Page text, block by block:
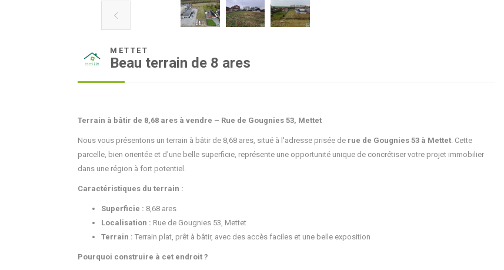

METTET
Beau terrain de 8 ares
Terrain à bâtir de 8,68 ares à vendre – Rue de Gougnies 53, Mettet
Nous vous présentons un terrain à bâtir de 8,68 ares, situé à l'adresse prisée de rue de Gougnies 53 à Mettet . Cette
parcelle, bien orientée et d'une belle superficie, représente une opportunité unique de concrétiser votre projet immobilier
dans une région à fort potentiel.
Caractéristiques du terrain :
Superficie : 8,68 ares
Localisation : Rue de Gougnies 53, Mettet
Terrain : Terrain plat, prêt à bâtir, avec des accès faciles et une belle exposition
Pourquoi construire à cet endroit ?